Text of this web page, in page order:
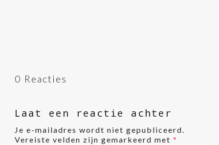
0 Reacties
Laat een reactie achter
Je e-mailadres wordt niet gepubliceerd.
Vereiste velden zijn gemarkeerd met *